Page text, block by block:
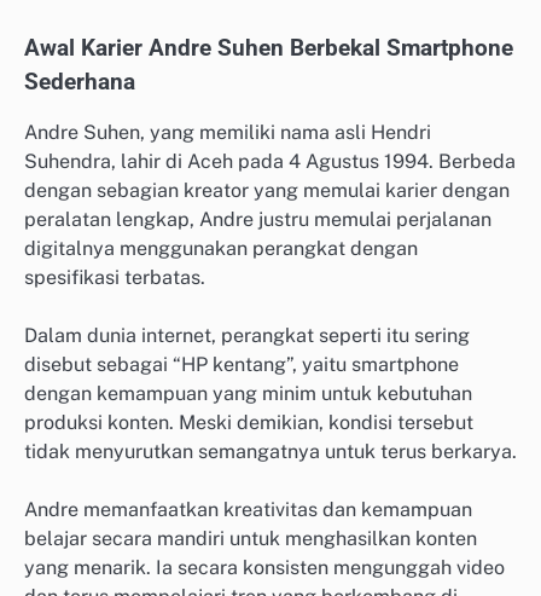
Awal Karier Andre Suhen Berbekal Smartphone
Sederhana
Andre Suhen, yang memiliki nama asli Hendri
Suhendra, lahir di Aceh pada 4 Agustus 1994. Berbeda
dengan sebagian kreator yang memulai karier dengan
peralatan lengkap, Andre justru memulai perjalanan
digitalnya menggunakan perangkat dengan
spesifikasi terbatas.
Dalam dunia internet, perangkat seperti itu sering
disebut sebagai “HP kentang”, yaitu smartphone
dengan kemampuan yang minim untuk kebutuhan
produksi konten. Meski demikian, kondisi tersebut
tidak menyurutkan semangatnya untuk terus berkarya.
Andre memanfaatkan kreativitas dan kemampuan
belajar secara mandiri untuk menghasilkan konten
yang menarik. Ia secara konsisten mengunggah video